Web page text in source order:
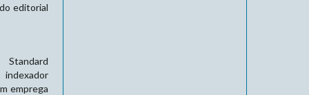
editorial
emprega